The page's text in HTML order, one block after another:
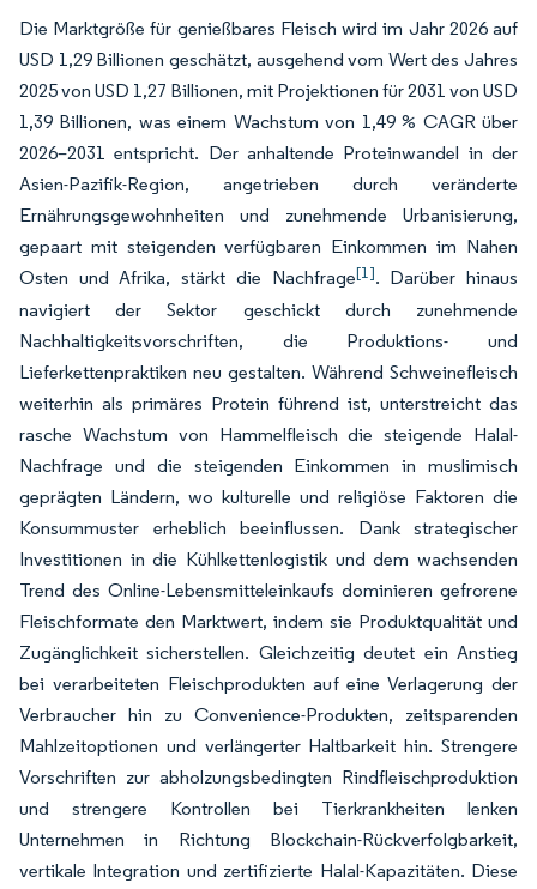
Die Marktgröße für genießbares Fleisch wird im Jahr 2026 auf
USD 1,29 Billionen geschätzt, ausgehend vom Wert des Jahres
2025 von USD 1,27 Billionen, mit Projektionen für 2031 von USD
1,39 Billionen, was einem Wachstum von 1,49 % CAGR über
2026–2031 entspricht. Der anhaltende Proteinwandel in der
Asien-Pazifik-Region, angetrieben durch veränderte
Ernährungsgewohnheiten und zunehmende Urbanisierung,
gepaart mit steigenden verfügbaren Einkommen im Nahen
Osten und Afrika, stärkt die Nachfrage[1]. Darüber hinaus
navigiert der Sektor geschickt durch zunehmende
Nachhaltigkeitsvorschriften, die Produktions- und
Lieferkettenpraktiken neu gestalten. Während Schweinefleisch
weiterhin als primäres Protein führend ist, unterstreicht das
rasche Wachstum von Hammelfleisch die steigende Halal-
Nachfrage und die steigenden Einkommen in muslimisch
geprägten Ländern, wo kulturelle und religiöse Faktoren die
Konsummuster erheblich beeinflussen. Dank strategischer
Investitionen in die Kühlkettenlogistik und dem wachsenden
Trend des Online-Lebensmitteleinkaufs dominieren gefrorene
Fleischformate den Marktwert, indem sie Produktqualität und
Zugänglichkeit sicherstellen. Gleichzeitig deutet ein Anstieg
bei verarbeiteten Fleischprodukten auf eine Verlagerung der
Verbraucher hin zu Convenience-Produkten, zeitsparenden
Mahlzeitoptionen und verlängerter Haltbarkeit hin. Strengere
Vorschriften zur abholzungsbedingten Rindfleischproduktion
und strengere Kontrollen bei Tierkrankheiten lenken
Unternehmen in Richtung Blockchain-Rückverfolgbarkeit,
vertikale Integration und zertifizierte Halal-Kapazitäten. Diese